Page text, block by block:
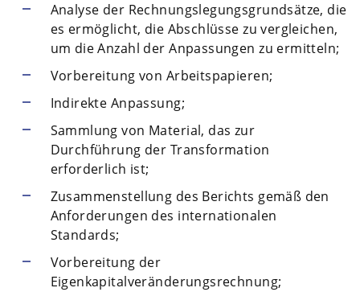
Analyse der Rechnungslegungsgrundsätze, die
es ermöglicht, die Abschlüsse zu vergleichen,
um die Anzahl der Anpassungen zu ermitteln;
Vorbereitung von Arbeitspapieren;
Indirekte Anpassung;
Sammlung von Material, das zur
Durchführung der Transformation
erforderlich ist;
Zusammenstellung des Berichts gemäß den
Anforderungen des internationalen
Standards;
Vorbereitung der
Eigenkapitalveränderungsrechnung;